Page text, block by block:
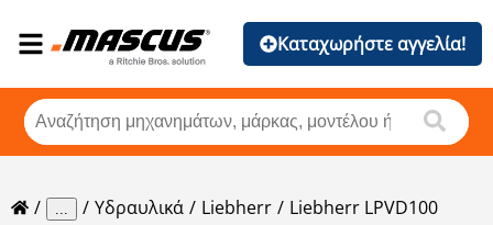
Καταχωρήστε αγγελία!
... Υδραυλικά Liebherr Liebherr LPVD100